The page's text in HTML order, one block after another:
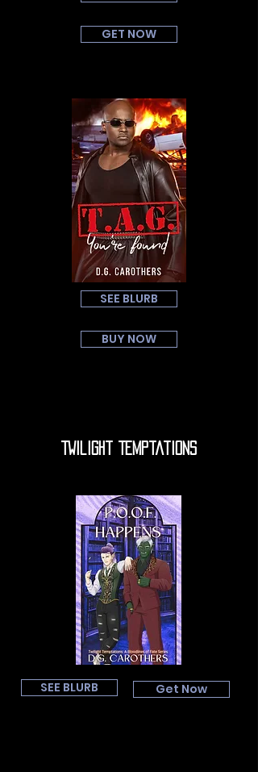
GET NOW
SEE BLURB
BUY NOW
Twilight Temptations
SEE BLURB Get Now